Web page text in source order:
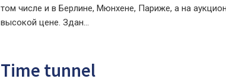
том числе и в Берлине, Мюнхене, Париже, а на
высокой цене. Здан...
Time tunnel